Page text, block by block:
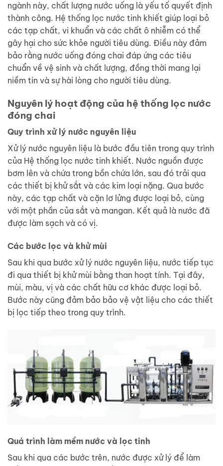
ngành này, chất lượng nước uống là yếu tố quyết định
thành công. Hệ thống lọc nước tinh khiết giúp loại bỏ
các tạp chất, vi khuẩn và các chất ô nhiễm có thể
gây hại cho sức khỏe người tiêu dùng. Điều này đảm
bảo rằng nước uống đóng chai đáp ứng các tiêu
chuẩn về vệ sinh và chất lượng, đồng thời mang lại
niềm tin và sự hài lòng cho người tiêu dùng.
Nguyên lý hoạt động của hệ thống lọc nước
đóng chai
Quy trình xử lý nước nguyên liệu
Xử lý nước nguyên liệu là bước đầu tiên trong quy trình
của Hệ thống lọc nước tinh khiết. Nước nguồn được
bơm lên và chứa trong bồn chứa lớn, sau đó trải qua
các thiết bị khử sắt và các kim loại nặng. Qua bước
này, các tạp chất và cặn lơ lửng được loại bỏ, cùng
với một phần của sắt và mangan. Kết quả là nước đã
được làm sạch và có vị.
Các bước lọc và khử mùi
Sau khi qua bước xử lý nước nguyên liệu, nước tiếp tục
đi qua thiết bị khử mùi bằng than hoạt tính. Tại đây,
mùi, màu, vị và các chất hữu cơ khác được loại bỏ.
Bước này cũng đảm bảo bảo vệ vật liệu cho các thiết
bị lọc tiếp theo trong quy trình.
Quá trình làm mềm nước và lọc tinh
Sau khi qua các bước trên, nước được xử lý để làm